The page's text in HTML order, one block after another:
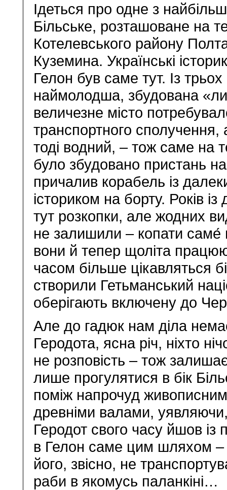
Ідеться про одне з
Більське, розташоване на
Котелевського району
Куземина. Українські
Гелон був саме тут. Із
наймолодша, збудована
величезне місто
транспортного
тоді водний, – тож саме на
було збудовано пристань
причалив корабель із
істориком на борту. Років
тут розкопки, але жодних
не залишили – копати саме́
вони й тепер щоліта
часом більше цікавляться
створили Гетьманський
оберігають включену до
Але до гадюк нам діла
Геродота, ясна річ, ніхто
не розповість – тож
лише прогулятися в бік
поміж напрочуд
древніми валами,
Геродот свого часу йшов із
в Гелон саме цим шляхом
його, звісно, не
раби в якомусь паланкіні…